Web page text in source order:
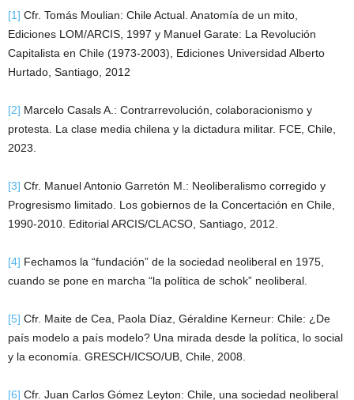
[1] Cfr. Tomás Moulian: Chile Actual. Anatomía de un mito,
Ediciones LOM/ARCIS, 1997 y Manuel Garate: La Revolución
Capitalista en Chile (1973-2003), Ediciones Universidad Alberto
Hurtado, Santiago, 2012
[2] Marcelo Casals A.: Contrarrevolución, colaboracionismo y
protesta. La clase media chilena y la dictadura militar. FCE, Chile,
2023.
[3] Cfr. Manuel Antonio Garretón M.: Neoliberalismo corregido y
Progresismo limitado. Los gobiernos de la Concertación en Chile,
1990-2010. Editorial ARCIS/CLACSO, Santiago, 2012.
[4] Fechamos la “fundación” de la sociedad neoliberal en 1975,
cuando se pone en marcha “la política de schok” neoliberal.
[5] Cfr. Maite de Cea, Paola Díaz, Géraldine Kerneur: Chile: ¿De
país modelo a país modelo? Una mirada desde la política, lo social
y la economía. GRESCH/ICSO/UB, Chile, 2008.
[6] Cfr. Juan Carlos Gómez Leyton: Chile, una sociedad neoliberal